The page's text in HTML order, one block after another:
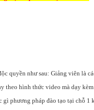
quyền như sau: Giảng viên là
theo hình thức video mà dạy
phương pháp đào tạo tại chỗ 1